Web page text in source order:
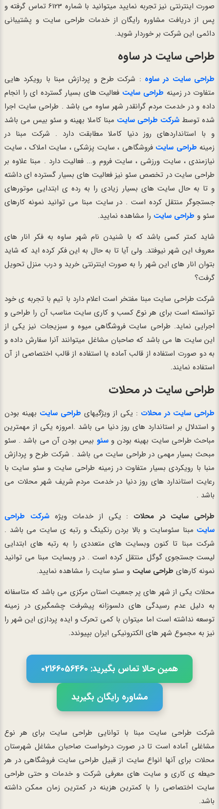
صورت اینترنتی نیز تجربه نمایید میتوانید با شماره 6123 تماس گرفته و
پس از دریافت مشاوره رایگان از خدمات طراحی سایت و پشتیبانی
دائمی این شرکت بر خوردار شوید.
طراحی سایت در ساوه
طراحی سایت در ساوه : شرکت طرح و پردازش مبنا با رویکرد هایی
متفاوت در زمینه طراحی سایت فعالیت های بسیار گسترده ای را انجام
داده و در خدمت مردم گرانقدر شهر ساوه می باشد . طراحی سایت اجرا
شده توسط شرکت طراحی سایت مبنا کاملا بهینه و سئو بیس می باشد
و با استانداردهای روز دنیا کاملا مطابقت دارد . شرکت مبنا در
زمینه طراحی سایت فروشگاهی ، سایت پزشکی ، سایت املاک ، سایت
نیازمندی ، سایت ورزشی ، سایت فروم و... فعالیت دارد . مبنا علاوه بر
طراحی سایت در تخصص سئو نیز فعالیت های بسیار گسترده ای داشته
و تا به حال سایت های بسیار زیادی را به رده ی ابتدایی موتورهای
جستجوگر منتقل کرده است . در سایت مبنا می توانید نمونه کارهای
سئو و طراحی سایت را مشاهده نمایید.
شاید کمتر کسی باشد که با شنیدن نام شهر ساوه به فکر انار های
معروف این شهر نیوفتد. ولی آیا تا به حال به این فکر کرده اید که شاید
بتوان انار های این شهر را به صورت اینترنتی خرید و درب منزل تحویل
گرفت؟
شرکت طراحی سایت مبنا مفتخر است اعلام دارد با تیم با تجربه ی خود
توانسته است برای هر نوع کسب و کاری سایت مناسب آن را طراحی و
اجرایی نماید. طراحی سایت فروشگاهی میوه و سبزیجات نیز یکی از
این سایت ها می باشد که صاحبان مشاغل میتوانند آنرا سفارش داده و
به دو صورت استفاده از قالب آماده یا استفاده از قالب اختصاصی از آن
استفاده نمایند.
طراحی سایت در محلات
طراحی سایت در محلات : یکی از ویژگیهای طراحی سایت بهینه بودن
و استدلال بر استاندارد های روز دنیا می باشد .امروزه یکی از مهمترین
مباحث طراحی سایت بهینه بودن و سئو بیس بودن آن می باشد . سئو
مبحث بسیار مهمی در طراحی سایت می باشد . شرکت طرح و پردازش
منبا با رویکردی بسیار متفاوت در زمینه طراحی سایت و سئو سایت با
رعایت استاندارد های روز دنیا در خدمت مردم شریف شهر محلات می
باشد .
طراحی سایت در محلات : یکی از خدمات ویژه شرکت طراحی
سایت مبنا سئوسایت و بالا بردن رنکینگ و رتبه ی سایت می باشد .
شرکت مبنا تا کنون وبسایت های متعددی را به رتبه های ابتدایی
لیست جستجوی گوگل منتقل کرده است . در وبسایت مبنا می توانید
نمونه کارهای طراحی سایت و سئو سایت را مشاهده نمایید.
محلات یکی از شهر های پر جمعیت استان مرکزی می باشد که متاسفانه
به دلیل عدم رسیدگی های دلسوزانه پیشرفت چشمگیری در زمینه
توسعه نداشته است اما میتوان با کمی تحرک و ایده پردازی این شهر را
نیز به مجموع شهر های الکترونیکی ایران بپیوندد.
همین حالا تماس بگیرید: 02166056460
مشاوره رایگان بگیرید
شرکت طراحی سایت مبنا با توانایی طراحی سایت برای هر نوع
مشاغلی آماده است تا در صورت درخواست صاحبان مشاغل شهرستان
محلات برای آنها انواع سایت از قبیل طراحی سایت فروشگاهی در هر
حیطه ی کاری و سایت های معرفی شرکت و خدمات و حتی طراحی
سایت اختصاصی را با کمترین هزینه در کمترین زمان ممکن داشته
باشد.